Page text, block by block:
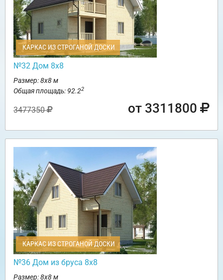
КАРКАС ИЗ СТРОГАНОЙ ДОСКИ
№32 Дом 8х8
Размер: 8х8 м
Общая площадь: 92.22
3477350 от 3311800
КАРКАС ИЗ СТРОГАНОЙ ДОСКИ
№36 Дом из бруса 8х8
Размер: 8х8 м